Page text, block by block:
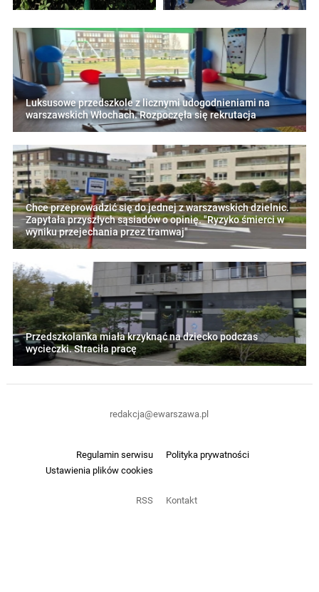
Luksusowe przedszkole z licznymi udogodnieniami na
warszawskich Włochach. Rozpoczęła się rekrutacja
Chce przeprowadzić się do jednej z warszawskich dzielnic.
Zapytała przyszłych sąsiadów o opinię. "Ryzyko śmierci w
wyniku przejechania przez tramwaj"
Przedszkolanka miała krzyknąć na dziecko podczas
wycieczki. Straciła pracę
Regulamin serwisu
Polityka prywatności
Ustawienia plików cookies
RSS Kontakt
redakcja@ewarszawa.pl